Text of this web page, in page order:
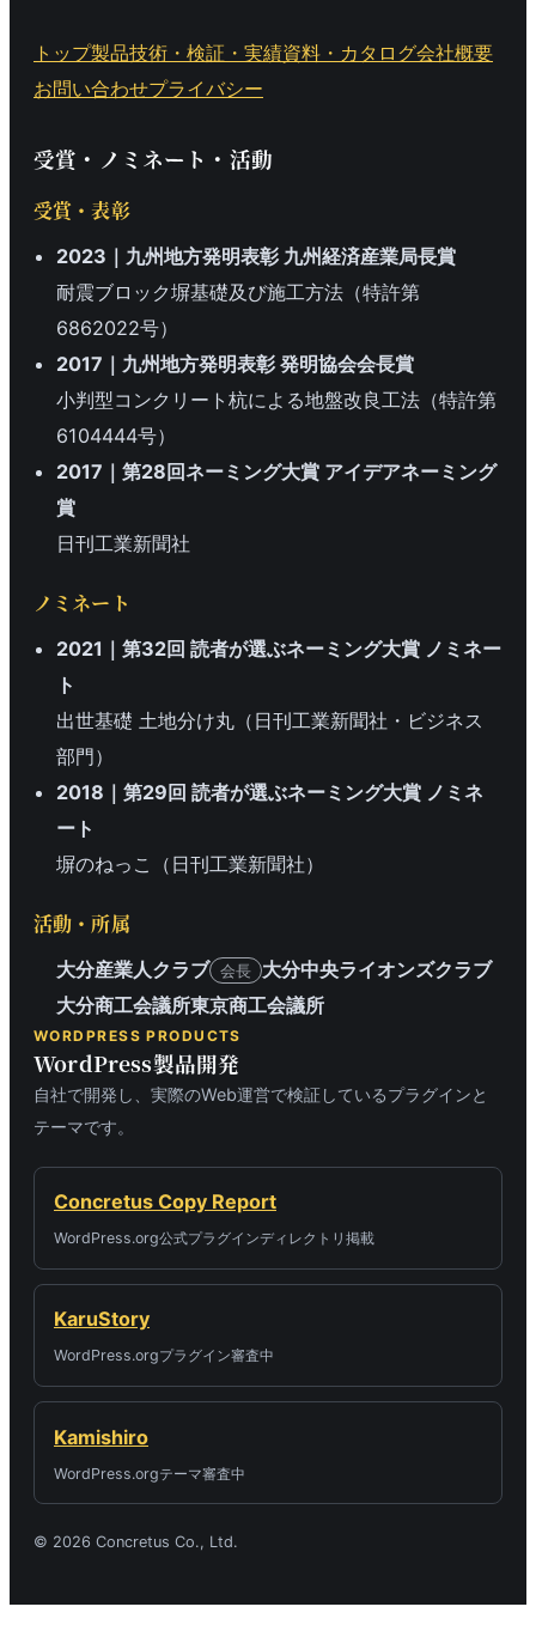
トップ製品技術・検証・実績資料・カタログ会社概要
お問い合わせプライバシー
受賞・ノミネート・活動
受賞・表彰
2023｜九州地方発明表彰 九州経済産業局長賞
耐震ブロック塀基礎及び施工方法（特許第
6862022号）
2017｜九州地方発明表彰 発明協会会長賞
小判型コンクリート杭による地盤改良工法（特許第
6104444号）
2017｜第28回ネーミング大賞 アイデアネーミング
賞
日刊工業新聞社
ノミネート
2021｜第32回 読者が選ぶネーミング大賞 ノミネー
ト
出世基礎 土地分け丸（日刊工業新聞社・ビジネス
部門）
2018｜第29回 読者が選ぶネーミング大賞 ノミネ
ート
塀のねっこ（日刊工業新聞社）
活動・所属
大分産業人クラブ 会長
大分中央ライオンズクラブ
大分商工会議所東京商工会議所
WORDPRESS PRODUCTS
WordPress製品開発
自社で開発し、実際のWeb運営で検証しているプラグインと
テーマです。
Concretus Copy Report
WordPress.org公式プラグインディレクトリ掲載
KaruStory
WordPress.orgプラグイン審査中
Kamishiro
WordPress.orgテーマ審査中
© 2026 Concretus Co., Ltd.